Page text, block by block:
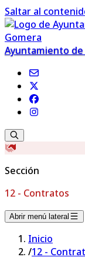
Saltar al
Ayuntamiento de
Sección
12 - Contratos
Abrir menú lateral
Inicio
/12 -